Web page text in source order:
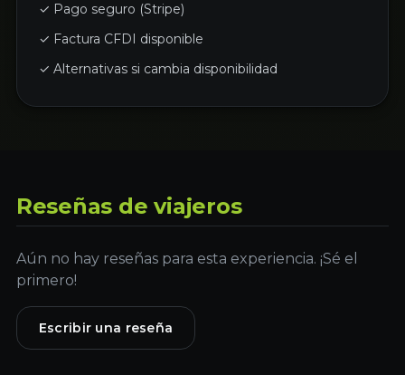
✓ Pago seguro (Stripe)
✓ Factura CFDI disponible
✓ Alternativas si cambia disponibilidad
Reseñas de viajeros
Aún no hay reseñas para esta experiencia. ¡Sé el
primero!
Escribir una reseña